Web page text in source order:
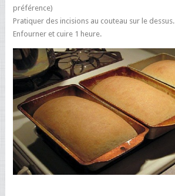
préférence)
Pratiquer des incisions au couteau sur le dessus.
Enfourner et cuire 1 heure.